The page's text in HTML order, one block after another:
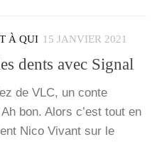
À QUI 15 JANVIER 2021
dents avec Signal
de VLC, un conte
bon. Alors c’est tout en
Nico Vivant sur le